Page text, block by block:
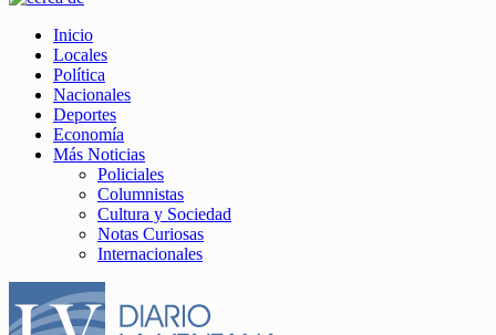
Inicio
Locales
Política
Nacionales
Deportes
Economía
Más Noticias
Policiales
Columnistas
Cultura y Sociedad
Notas Curiosas
Internacionales